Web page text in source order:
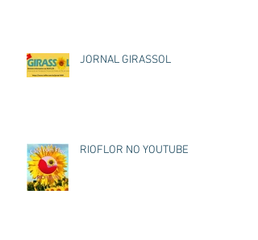
JORNAL GIRASSOL
RIOFLOR NO YOUTUBE